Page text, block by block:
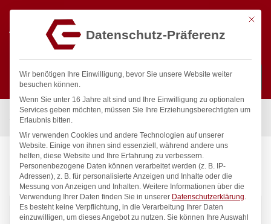
Suchen
Start / Arktic
ARKTIC
93 Produkte gefunden
Mit
Datenschutz-Präferenz
Wir benötigen Ihre Einwilligung, bevor Sie unsere Website weiter
besuchen können.
Wenn Sie unter 16 Jahre alt sind und Ihre Einwilligung zu optionalen
Services geben möchten, müssen Sie Ihre Erziehungsberechtigten um
Erlaubnis bitten.
Wir verwenden Cookies und andere Technologien auf unserer
Website. Einige von ihnen sind essenziell, während andere uns
helfen, diese Website und Ihre Erfahrung zu verbessern.
Personenbezogene Daten können verarbeitet werden (z. B. IP-
Adressen), z. B. für personalisierte Anzeigen und Inhalte oder die
Messung von Anzeigen und Inhalten. Weitere Informationen über die
Verwendung Ihrer Daten finden Sie in unserer Datenschutzerklärung.
Es besteht keine Verpflichtung, in die Verarbeitung Ihrer Daten
einzuwilligen, um dieses Angebot zu nutzen. Sie können Ihre Auswahl